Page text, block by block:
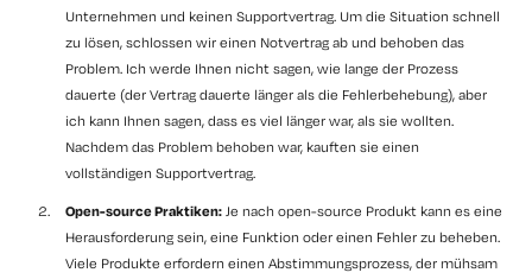
Unternehmen und keinen Supportvertrag. Um die Situation schnell
zu lösen, schlossen wir einen Notvertrag ab und behoben das
Problem. Ich werde Ihnen nicht sagen, wie lange der Prozess
dauerte (der Vertrag dauerte länger als die Fehlerbehebung), aber
ich kann Ihnen sagen, dass es viel länger war, als sie wollten.
Nachdem das Problem behoben war, kauften sie einen
vollständigen Supportvertrag.
Open-source Praktiken: Je nach open-source Produkt kann es eine
Herausforderung sein, eine Funktion oder einen Fehler zu beheben.
Viele Produkte erfordern einen Abstimmungsprozess, der mühsam